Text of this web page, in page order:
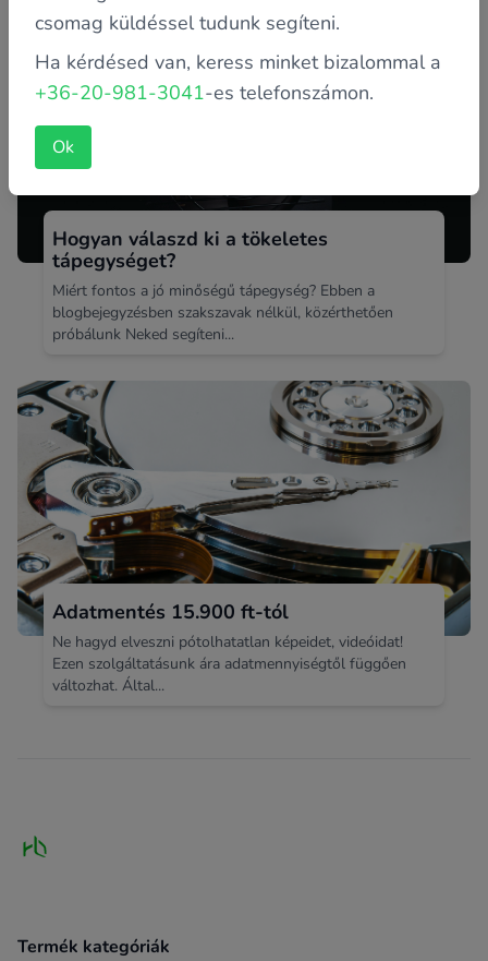
Hogyan válaszd ki a tökeletes
tápegységet?
Miért fontos a jó minőségű tápegység? Ebben a
blogbejegyzésben szakszavak nélkül, közérthetően
próbálunk Neked segíteni...
Adatmentés 15.900 ft-tól
Ne hagyd elveszni pótolhatatlan képeidet, videóidat!
Ezen szolgáltatásunk ára adatmennyiségtől függően
változhat. Által...
Termék kategóriák
csomag küldéssel tudunk segíteni.
Ha kérdésed van, keress minket bizalommal a
+36-20-981-3041-es telefonszámon.
Ok